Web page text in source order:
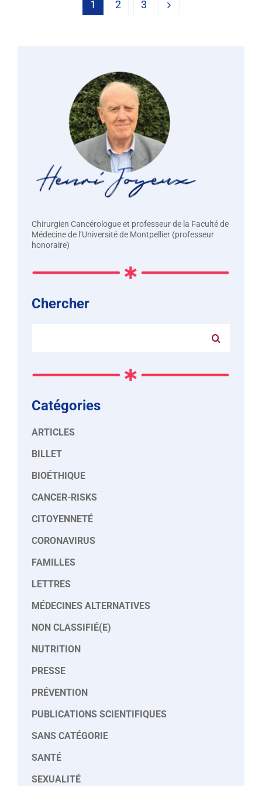
1 2 3
Chirurgien Cancérologue et professeur de la Faculté de
Médecine de l’Université de Montpellier (professeur
honoraire)
Chercher
Catégories
ARTICLES
BILLET
BIOÉTHIQUE
CANCER-RISKS
CITOYENNETÉ
CORONAVIRUS
FAMILLES
LETTRES
MÉDECINES ALTERNATIVES
NON CLASSIFIÉ(E)
NUTRITION
PRESSE
PRÉVENTION
PUBLICATIONS SCIENTIFIQUES
SANS CATÉGORIE
SANTÉ
SEXUALITÉ